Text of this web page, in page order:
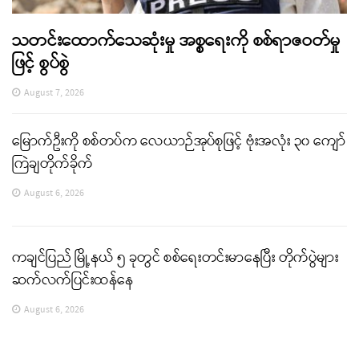
သတင်းထောက်သေဆုံးမှု အစ္စရေးကို စစ်ရာဇဝတ်မှု
ဖြင့် စွပ်စွဲ
August 7, 2026
မြောက်ဦးကို စစ်တပ်က လေယာဉ်အုပ်စုဖြင့် ဗုံးအလုံး ၃၀ ကျော်
ကြဲချတိုက်ခိုက်
August 6, 2026
ကချင်ပြည် မြို့နယ် ၅ ခုတွင် စစ်ရေးတင်းမာနေပြီး တိုက်ပွဲများ
ဆက်လက်ပြင်းထန်နေ
August 6, 2026